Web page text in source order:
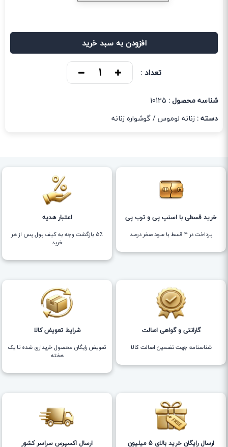
افزودن به سبد خرید
تعداد :
شناسه محصول : 10125
دسته :زنانه لوموس/گوشواره زنانه
خرید قسطی با اسنپ پی و ترب پی
پرداخت در 4 قسط با سود صفر درصد
اعتبار هدیه
5٪ بازگشت وجه به کیف پول پس از هر
خرید
گارانتی و گواهی اصالت
شناسنامه جهت تضمین اصالت کالا
شرایط تعویض کالا
تعویض رایگان محصول خریداری شده تا یک
هفته
ارسال رایگان خرید بالای 5 میلیون ارسال اکسپرس سراسر کشور